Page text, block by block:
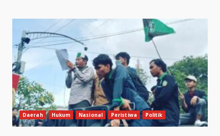
Daerah Hukum Nasional Peristiwa Politik